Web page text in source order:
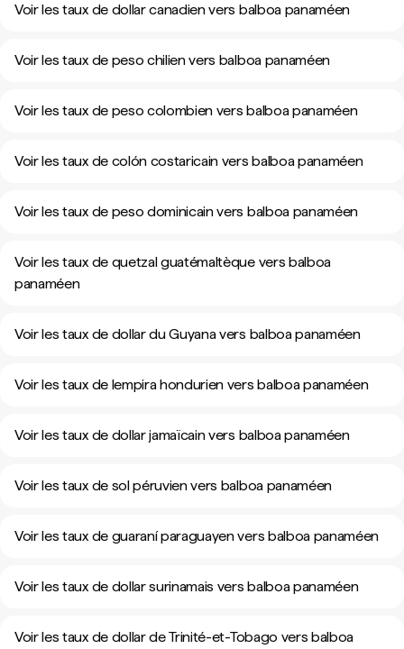
Voir les taux de dollar canadien vers balboa panaméen
Voir les taux de peso chilien vers balboa panaméen
Voir les taux de peso colombien vers balboa panaméen
Voir les taux de colón costaricain vers balboa panaméen
Voir les taux de peso dominicain vers balboa panaméen
Voir les taux de quetzal guatémaltèque vers balboa
panaméen
Voir les taux de dollar du Guyana vers balboa panaméen
Voir les taux de lempira hondurien vers balboa panaméen
Voir les taux de dollar jamaïcain vers balboa panaméen
Voir les taux de sol péruvien vers balboa panaméen
Voir les taux de guaraní paraguayen vers balboa panaméen
Voir les taux de dollar surinamais vers balboa panaméen
Voir les taux de dollar de Trinité-et-Tobago vers balboa